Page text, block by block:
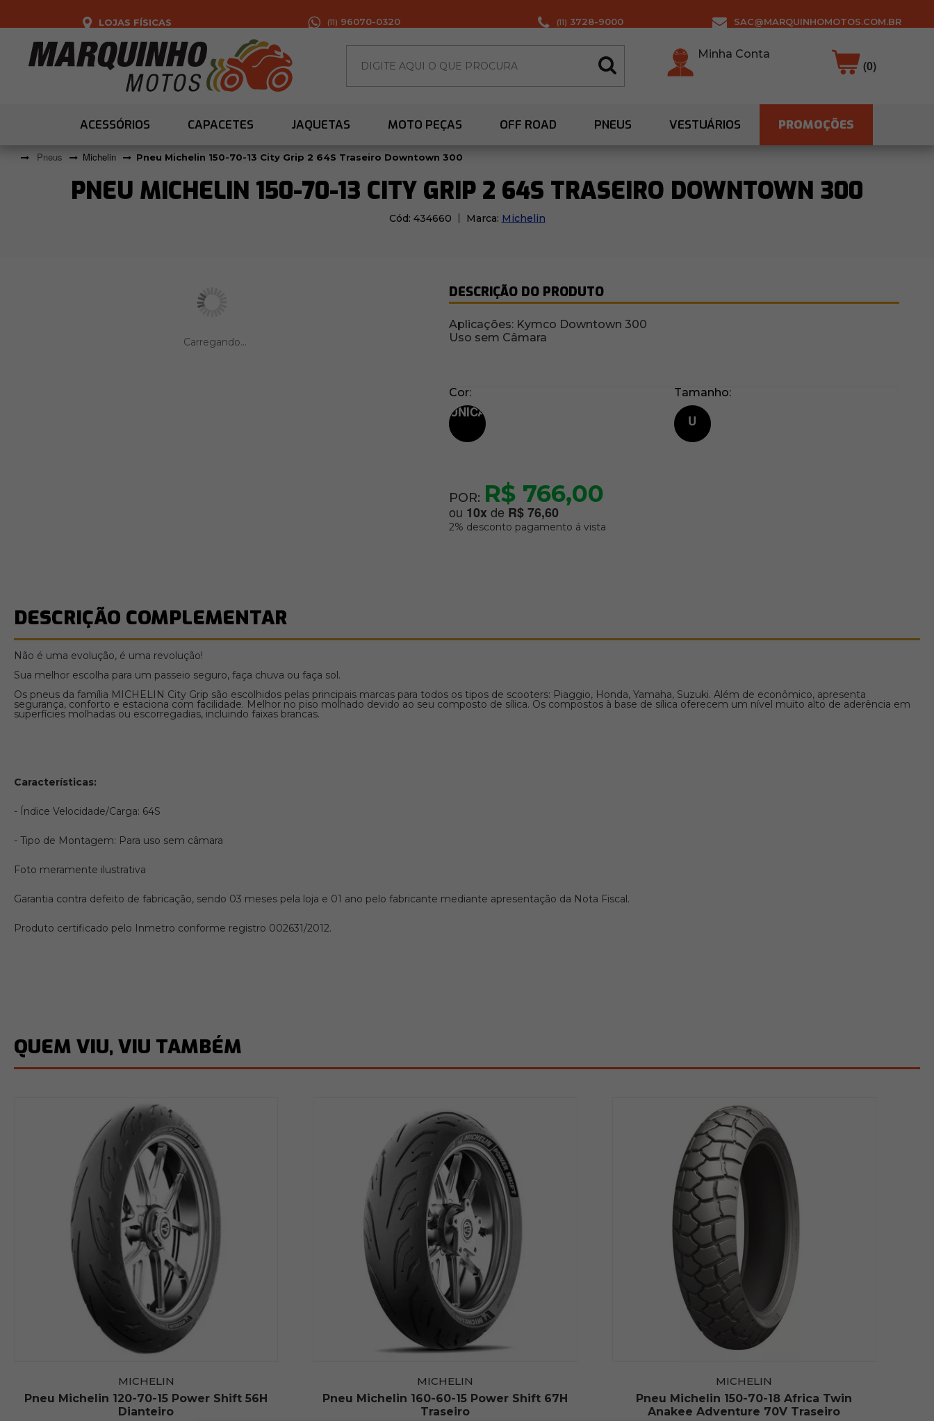
LOJAS FÍSICAS (11) 96070-0320 (11) 3728-9000 SAC@MARQUINHOMOTOS.COM.BR
Minha Conta
(0)
ACESSÓRIOS CAPACETES JAQUETAS MOTO PEÇAS OFF ROAD PNEUS VESTUÁRIOS PROMOÇÕES
Pneus Michelin Pneu Michelin 150-70-13 City Grip 2 64S Traseiro Downtown 300
PNEU MICHELIN 150-70-13 CITY GRIP 2 64S TRASEIRO DOWNTOWN 300
Cód: 434660 Marca: Michelin
DESCRIÇÃO DO PRODUTO
Aplicações: Kymco Downtown 300
Uso sem Câmara
Cor
UNICA
Tamanho
U
POR: R$ 766,00
ou 10xde R$ 76,60
2% desconto pagamento á vista
DESCRIÇÃO COMPLEMENTAR
Não é uma evolução, é uma revolução!
Sua melhor escolha para um passeio seguro, faça chuva ou faça sol.
Os pneus da família MICHELIN City Grip são escolhidos pelas principais marcas para todos os tipos de scooters: Piaggio, Honda, Yamaha, Suzuki. Além de econômico, apresenta
segurança, conforto e estaciona com facilidade. Melhor no piso molhado devido ao seu composto de sílica. Os compostos à base de sílica oferecem um nível muito alto de aderência em
superfícies molhadas ou escorregadias, incluindo faixas brancas.
Características:
- Índice Velocidade/Carga: 64S
- Tipo de Montagem: Para uso sem câmara
Foto meramente ilustrativa
Garantia contra defeito de fabricação, sendo 03 meses pela loja e 01 ano pelo fabricante mediante apresentação da Nota Fiscal.
Produto certificado pelo Inmetro conforme registro 002631/2012.
QUEM VIU, VIU TAMBÉM
MICHELIN
Pneu Michelin 120-70-15 Power Shift 56H
Dianteiro
MICHELIN
Pneu Michelin 160-60-15 Power Shift 67H
Traseiro
MICHELIN
Pneu Michelin 150-70-18 Africa Twin
Anakee Adventure 70V Traseiro